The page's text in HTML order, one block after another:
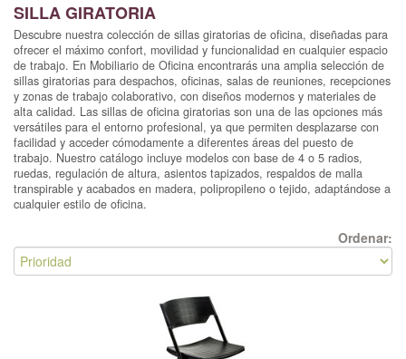
SILLA GIRATORIA
Descubre nuestra colección de sillas giratorias de oficina, diseñadas para
ofrecer el máximo confort, movilidad y funcionalidad en cualquier espacio
de trabajo. En Mobiliario de Oficina encontrarás una amplia selección de
sillas giratorias para despachos, oficinas, salas de reuniones, recepciones
y zonas de trabajo colaborativo, con diseños modernos y materiales de
alta calidad. Las sillas de oficina giratorias son una de las opciones más
versátiles para el entorno profesional, ya que permiten desplazarse con
facilidad y acceder cómodamente a diferentes áreas del puesto de
trabajo. Nuestro catálogo incluye modelos con base de 4 o 5 radios,
ruedas, regulación de altura, asientos tapizados, respaldos de malla
transpirable y acabados en madera, polipropileno o tejido, adaptándose a
cualquier estilo de oficina.
Ordenar: